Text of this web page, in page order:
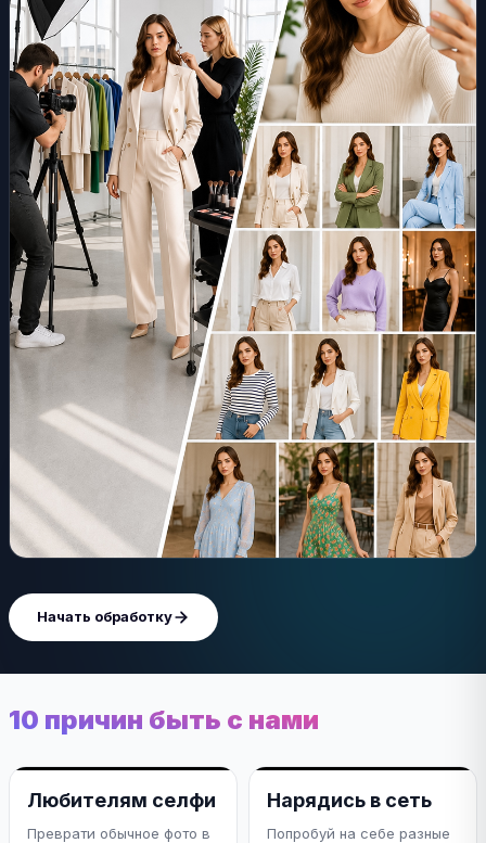
Начать обработку
10 причин быть с нами
Любителям селфи
Преврати обычное фото в
Нарядись в сеть
Попробуй на себе разные